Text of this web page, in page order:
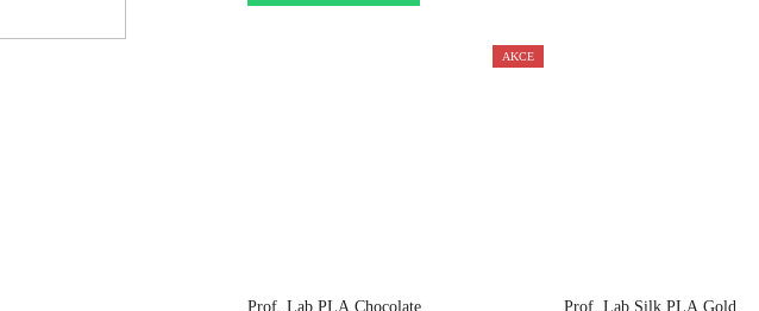
Prof. Lab PLA Chocolate
AKCE
Prof. Lab Silk PLA Gold